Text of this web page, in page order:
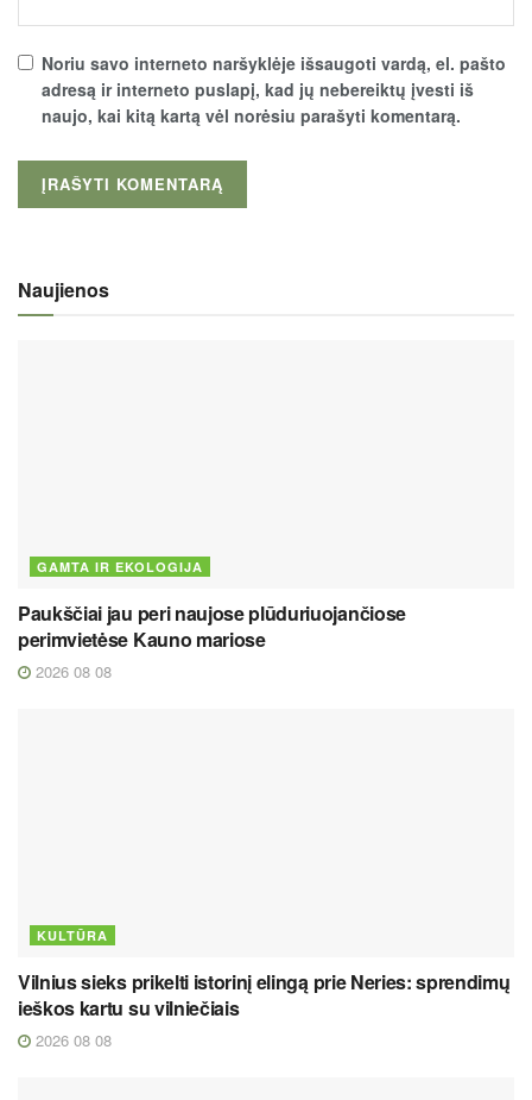
Noriu savo interneto naršyklėje išsaugoti vardą, el. pašto
adresą ir interneto puslapį, kad jų nebereiktų įvesti iš
naujo, kai kitą kartą vėl norėsiu parašyti komentarą.
Naujienos
GAMTA IR EKOLOGIJA
Paukščiai jau peri naujose plūduriuojančiose
perimvietėse Kauno mariose
2026 08 08
KULTŪRA
Vilnius sieks prikelti istorinį elingą prie Neries: sprendimų
ieškos kartu su vilniečiais
2026 08 08